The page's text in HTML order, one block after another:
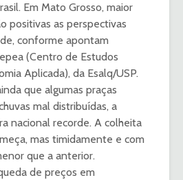
Em Mato Grosso, maior
positivas as perspectivas
conforme apontam
(Centro de Estudos
Aplicada), da Esalq/USP.
que algumas praças
mal distribuídas, a
nacional recorde. A colheita
mas timidamente e com
que a anterior.
de preços em